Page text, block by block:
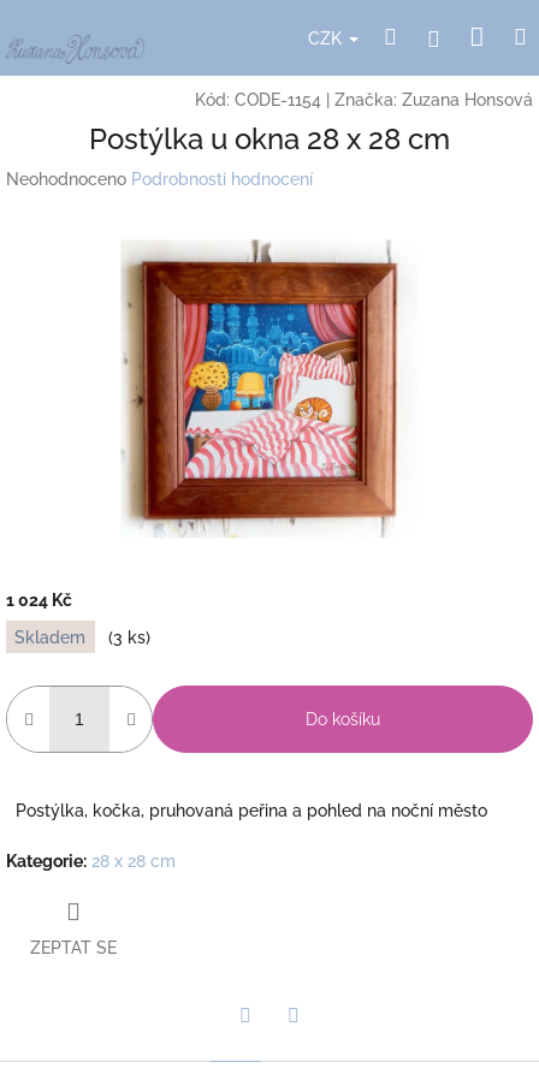
na
obsah
CZK HledatPřihlášení
Kód: CODE-1154 Značka: Zuzana Honsová
Postýlka u okna 28 x 28 cm
Průměrné
Neohodnoceno Podrobnosti hodnocení
1 024 Kč
Měrná
cena:
Skladem (3 ks)
Do košíku
Postýlka, kočka, pruhovaná peřina a pohled na noční město
Kategorie: 28 x 28 cm
ZEPTAT SE